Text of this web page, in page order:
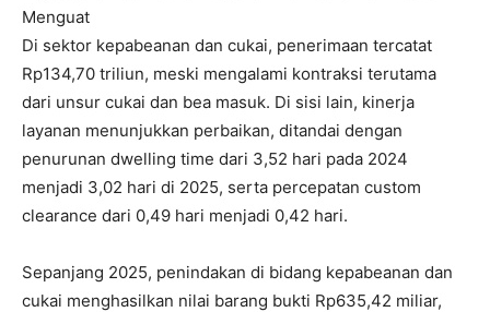
Menguat
Di sektor kepabeanan dan cukai, penerimaan tercatat
Rp134,70 triliun, meski mengalami kontraksi terutama
dari unsur cukai dan bea masuk. Di sisi lain, kinerja
layanan menunjukkan perbaikan, ditandai dengan
penurunan dwelling time dari 3,52 hari pada 2024
menjadi 3,02 hari di 2025, serta percepatan custom
clearance dari 0,49 hari menjadi 0,42 hari.
Sepanjang 2025, penindakan di bidang kepabeanan dan
cukai menghasilkan nilai barang bukti Rp635,42 miliar,